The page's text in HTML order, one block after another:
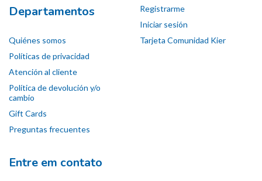
Departamentos
Quiénes somos
Políticas de privacidad
Atención al cliente
Política de devolución y/o
cambio
Gift Cards
Preguntas frecuentes
Registrarme
Iniciar sesión
Tarjeta Comunidad Kier
Entre em contato